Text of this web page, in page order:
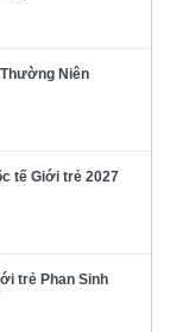
Thường Niên
tế Giới trẻ 2027
trẻ Phan Sinh